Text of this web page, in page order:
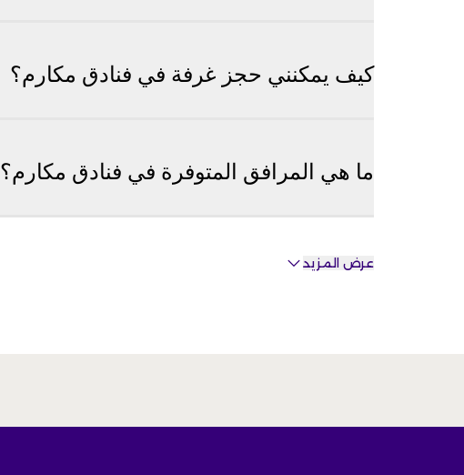
كيف يمكنني حجز غرفة في فنادق مكارم؟
ما هي المرافق المتوفرة في فنادق مكارم؟
عرض المزيد